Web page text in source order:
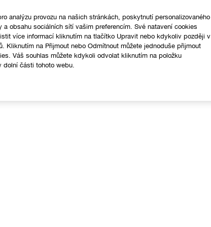
analýzu provozu na našich stránkách, poskytnutí personalizovaného
a obsahu sociálních sítí vašim preferencím. Své natavení cookies
více informací kliknutím na tlačítko Upravit nebo kdykoliv později v
Kliknutím na Přijmout nebo Odmítnout můžete jednoduše přijmout
Váš souhlas můžete kdykoli odvolat kliknutím na položku
dolní části tohoto webu.